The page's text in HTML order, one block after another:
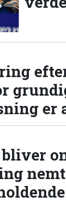
er
bliver